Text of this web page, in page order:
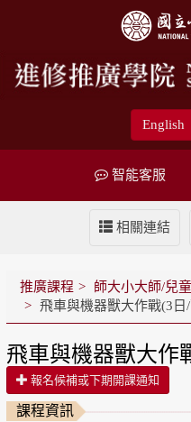
English
智能客服
相關連結
推廣課程
師大小大師/兒童
飛車與機器獸大作戰(3日
飛車與機器獸大作
報名候補或下期開課通知
課程資訊